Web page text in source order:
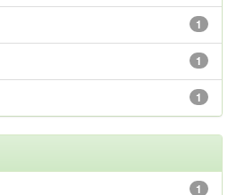
1
1
1
1